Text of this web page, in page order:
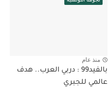
منذ عام
بالفيد99 : دربي العرب.. هدف
عالمي للجبري